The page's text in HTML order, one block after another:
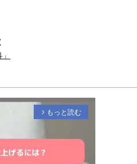
arrow_forward_ios もっと読む